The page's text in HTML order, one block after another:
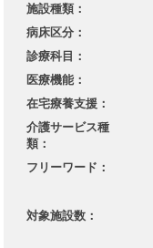
施設種類：
病床区分：
診療科目：
医療機能：
在宅療養支援：
介護サービス種
類：
フリーワード：
対象施設数：